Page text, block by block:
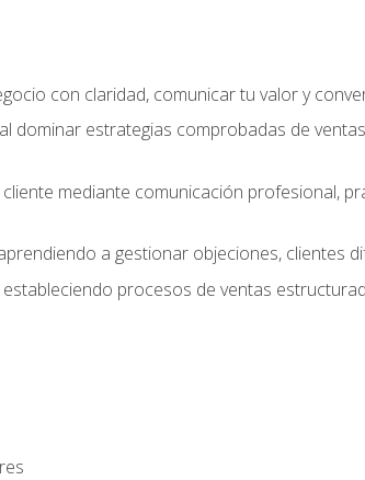
con claridad, comunicar tu valor y
dominar estrategias comprobadas de
mediante comunicación profesional,
a gestionar objeciones, clientes
procesos de ventas